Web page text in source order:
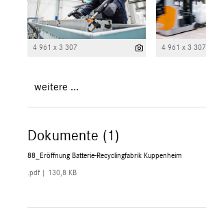
4 961 x 3 307 4 961 x 3 307
weitere ...
Dokumente (1)
88_Eröffnung Batterie-Recyclingfabrik Kuppenheim
.pdf 130,8 KB